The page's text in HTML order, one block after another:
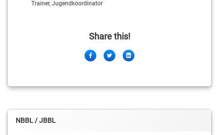
Trainer, Jugendkoordinator
Share this!
FacebookTwitterLinkedIn
NBBL / JBBL